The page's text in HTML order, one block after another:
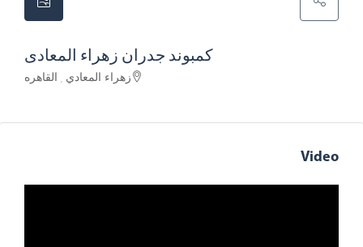
كمبوند جدران زهراء المعادى
زهراء المعادي , القاهره
Video